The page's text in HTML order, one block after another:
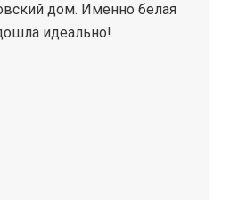
дом. Именно белая
идеально!